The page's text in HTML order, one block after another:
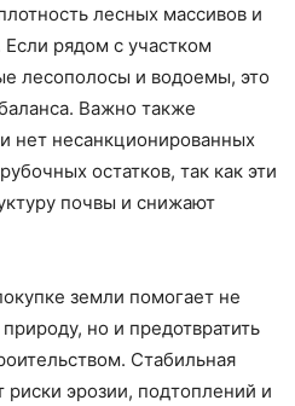
лесных массивов и
рядом с участком
лесополосы и водоемы, это
Важно также
нет несанкционированных
остатков, так как эти
почвы и снижают
земли помогает не
но и предотвратить
Стабильная
эрозии, подтоплений и